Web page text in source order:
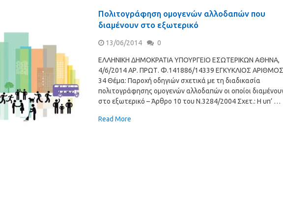
Πολιτογράφηση ομογενών αλλοδαπών που
διαμένουν στο εξωτερικό
13/06/2014 0
ΕΛΛΗΝΙΚΗ ΔΗΜΟΚΡΑΤΙΑ ΥΠΟΥΡΓΕΙΟ ΕΣΩΤΕΡΙΚΩΝ ΑΘΗΝΑ,
4/6/2014 ΑΡ. ΠΡΩΤ. Φ.141886/14339 ΕΓΚΥΚΛΙΟΣ ΑΡΙΘΜΟΣ
34 Θέµα: Παροχή οδηγιών σχετικά µε τη διαδικασία
πολιτογράφησης οµογενών αλλοδαπών οι οποίοι
στο εξωτερικό – Άρθρο 10 του Ν.3284/2004 Σχετ.: Η υπ’ …
Read More